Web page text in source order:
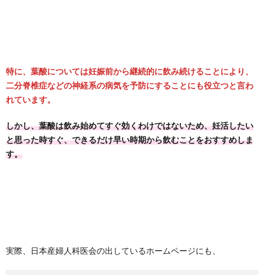
特に、葉酸については妊娠前から継続的に飲み続けることにより、
二分脊椎症などの神経系の病気を予防にすることにも役立つと言わ
れています。
しかし、葉酸は飲み始めてすぐ効くわけではないため、妊活したい
と思った時すぐ、できるだけ早い時期から飲むことをおすすめしま
す。
実際、日本産婦人科医会の出しているホームページにも、